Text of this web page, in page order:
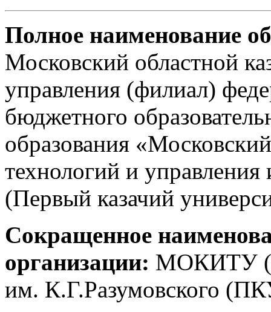
Полное наименование
Московский областной
управления (филиал)
бюджетного
образования
технологий и
(Первый казачий
Сокращенное
организации: МОКИТУ
им. К.Г.Разумовского